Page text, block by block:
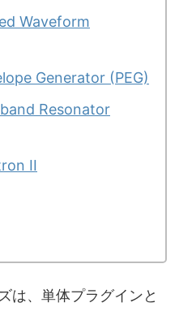
Waveform
Generator (PEG)
Resonator
II
は、単体プラグインと